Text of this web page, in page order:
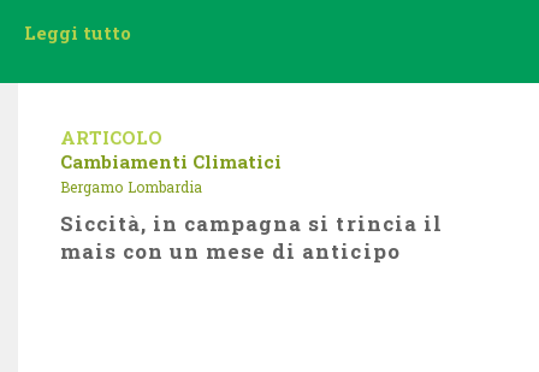
Leggi tutto
ARTICOLO
Cambiamenti Climatici
Bergamo Lombardia
Siccità, in campagna si trincia il
mais con un mese di anticipo